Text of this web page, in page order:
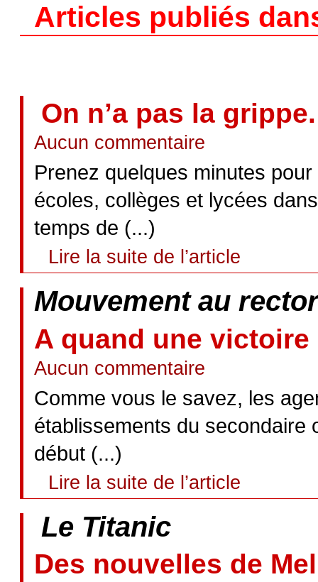
Articles publiés
On n’a pas la
Aucun commentaire
Prenez quelques minutes
écoles, collèges et lycées
temps de (...)
Lire la suite de l’article
Mouvement au
A quand une
Aucun commentaire
Comme vous le savez, les
établissements du secondaire
début (...)
Lire la suite de l’article
Le Titanic
Des nouvelles de